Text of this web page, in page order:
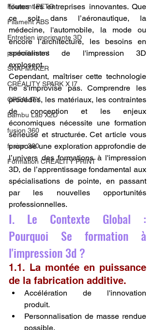
Filament PETG
Filament ABS
Entretien imprimante 3D
postraitement
SNAPMAKER
CRÉALITY SPARK X I7
CREALITY
Bambu Lab X2D
fusion 360
fusion 360
Formation CREALITY PRINT
toutes les entreprises innovantes. Que
ce soit dans l’aéronautique, la
médecine, l'automobile, la mode ou
encore l’architecture, les besoins en
spécialistes de l'impression 3D
explosent.
Cependant, maîtriser cette technologie
ne s'improvise pas. Comprendre les
procédés, les matériaux, les contraintes
de conception et les enjeux
économiques nécessite une formation
sérieuse et structurée. Cet article vous
propose une exploration approfondie de
l’univers des formations à l'impression
3D, de l’apprentissage fondamental aux
spécialisations de pointe, en passant
par les nouvelles opportunités
professionnelles.
I. Le Contexte Global :
Pourquoi Se formation à
l'impression 3d ?
1.1. La montée en puissance
de la fabrication additive.
Accélération de l'innovation
produit.
Personnalisation de masse rendue
possible.